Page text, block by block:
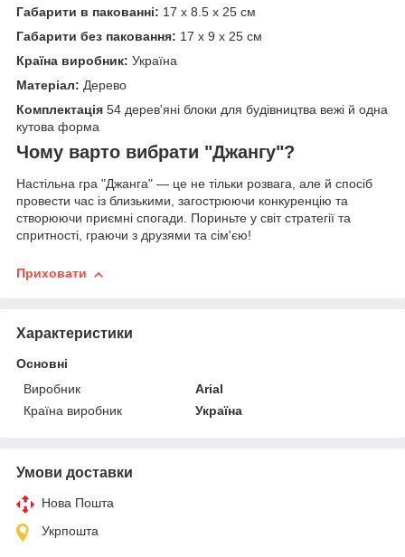
Габарити в пакованні: 17 x 8.5 x 25 см
Габарити без паковання: 17 x 9 x 25 см
Країна виробник: Україна
Матеріал: Дерево
Комплектація 54 дерев'яні блоки для будівництва вежі й одна
кутова форма
Чому варто вибрати "Джангу"?
Настільна гра "Джанга" — це не тільки розвага, але й спосіб
провести час із близькими, загострюючи конкуренцію та
створюючи приємні спогади. Пориньте у світ стратегії та
спритності, граючи з друзями та сім'єю!
Приховати
Характеристики
Основні
Виробник
Arial
Країна виробник
Україна
Умови доставки
Нова Пошта
Укрпошта